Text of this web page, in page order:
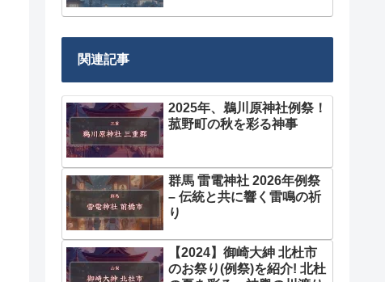
関連記事
2025年、鵜川原神社例祭！
菰野町の秋を彩る神事
群馬 雷電神社 2026年例祭
– 伝統と共に響く雷鳴の祈
り
【2024】御崎大紳 北杜市
のお祭り(例祭)を紹介! 北杜